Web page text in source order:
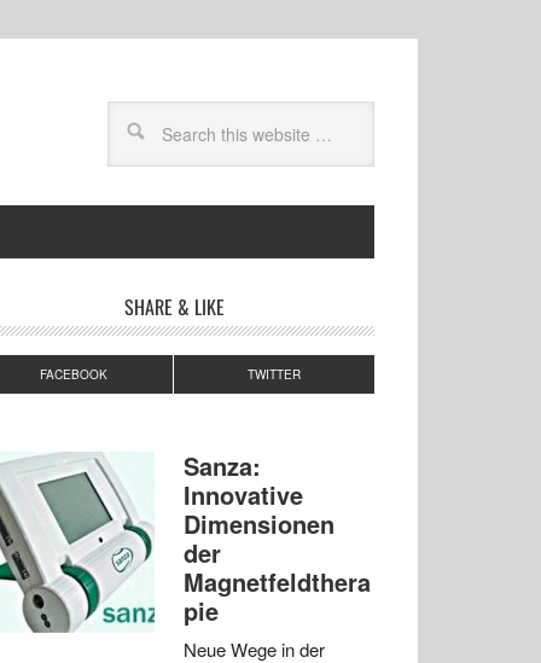
SHARE & LIKE
FACEBOOK TWITTER
Sanza:
Innovative
Dimensionen
der
Magnetfeldthera
pie
Neue Wege in der